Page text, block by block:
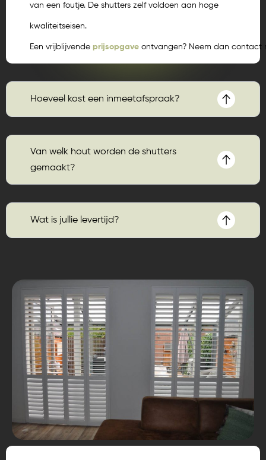
van een foutje. De shutters zelf voldoen aan hoge
kwaliteitseisen.
Een vrijblijvende prijsopgave ontvangen? Neem dan contact
Hoeveel kost een inmeetafspraak?
Van welk hout worden de shutters
gemaakt?
Wat is jullie levertijd?